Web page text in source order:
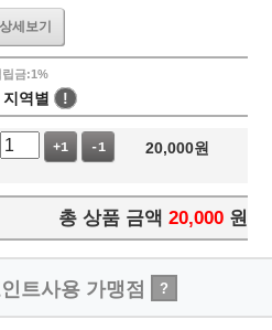
상세보기
립금:1%
지역별 !
+1 -1 20,000원
총 상품 금액 20,000 원
트사용 가맹점 ?